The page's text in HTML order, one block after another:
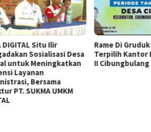
Di Gruduk RT RW
Kantor Desa Cibatok
Kab Bogor
Rame DI Gruduk
Terpilih Desa
Cibungbulang